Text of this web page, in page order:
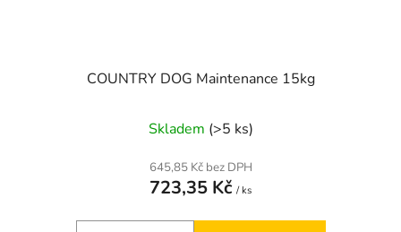
COUNTRY DOG Maintenance 15kg
Skladem (>5 ks)
645,85 Kč bez DPH
723,35 Kč / ks